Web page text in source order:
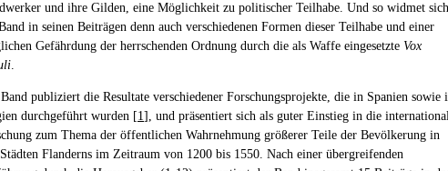
und ihre Gilden, eine Möglichkeit zu politischer Teilhabe. Und so widmet sich
in seinen Beiträgen denn auch verschiedenen Formen dieser Teilhabe und einer
Gefährdung der herrschenden Ordnung durch die als Waffe eingesetzte Vox
.
publiziert die Resultate verschiedener Forschungsprojekte, die in Spanien sowie
durchgeführt wurden [1], und präsentiert sich als guter Einstieg in die
zum Thema der öffentlichen Wahrnehmung größerer Teile der Bevölkerung in
Flanderns im Zeitraum von 1200 bis 1550. Nach einer übergreifenden